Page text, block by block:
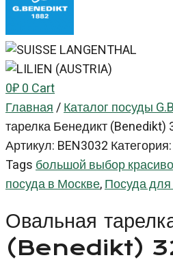
0₽0Cart
Главная/Каталог посуды
тарелка Бенедикт (Benedikt)
Артикул: BEN3032 Категория:
Tagsбольшой выбор
посуда в Москве,Посуда для
Овальная
(Benedikt)